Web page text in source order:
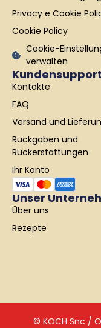
f
Kundensupport
Kontakte
FAQ
Versand und
Rückgaben und
Rückerstattungen
Ihr Konto
Privacy e Cookie
Cookie Policy
Cookie-
verwalten
Unser
Über uns
Rezepte
© KOCH Snc /